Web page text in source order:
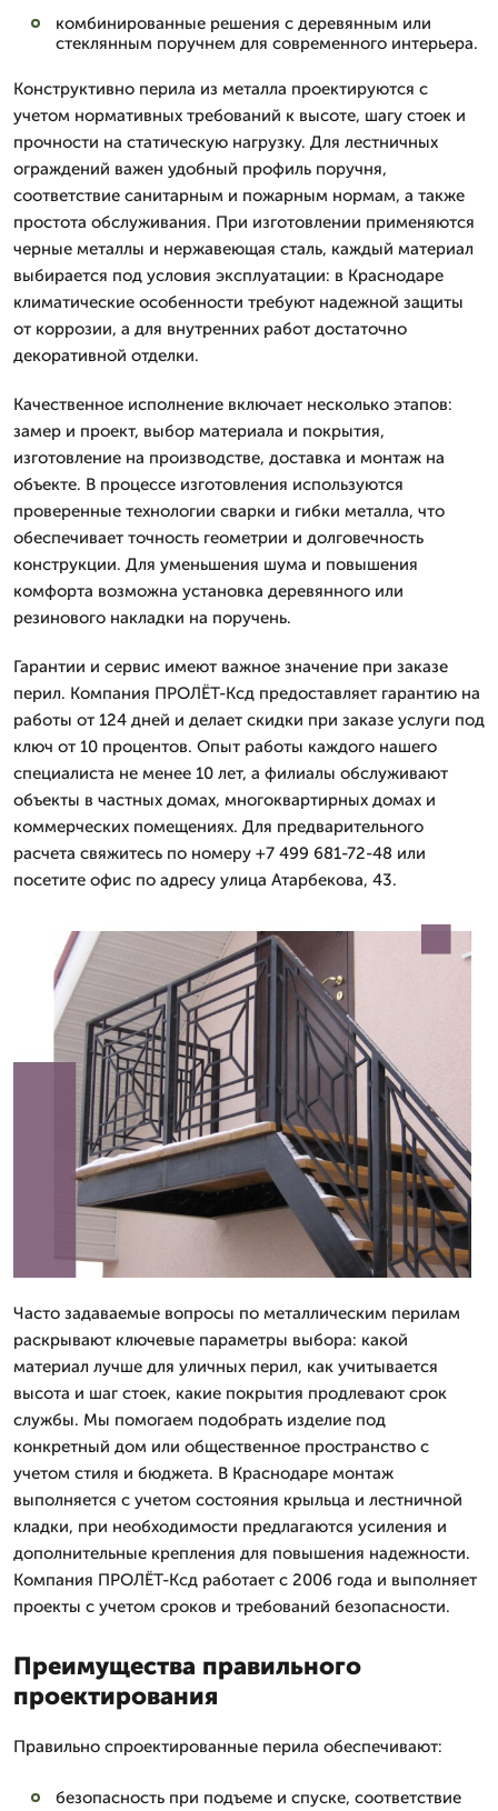
комбинированные решения с деревянным или
стеклянным поручнем для современного интерьера.
Конструктивно перила из металла проектируются с
учетом нормативных требований к высоте, шагу стоек и
прочности на статическую нагрузку. Для лестничных
ограждений важен удобный профиль поручня,
соответствие санитарным и пожарным нормам, а также
простота обслуживания. При изготовлении применяются
черные металлы и нержавеющая сталь, каждый материал
выбирается под условия эксплуатации: в Краснодаре
климатические особенности требуют надежной защиты
от коррозии, а для внутренних работ достаточно
декоративной отделки.
Качественное исполнение включает несколько этапов:
замер и проект, выбор материала и покрытия,
изготовление на производстве, доставка и монтаж на
объекте. В процессе изготовления используются
проверенные технологии сварки и гибки металла, что
обеспечивает точность геометрии и долговечность
конструкции. Для уменьшения шума и повышения
комфорта возможна установка деревянного или
резинового накладки на поручень.
Гарантии и сервис имеют важное значение при заказе
перил. Компания ПРОЛЁТ-Ксд предоставляет гарантию на
работы от 124 дней и делает скидки при заказе услуги под
ключ от 10 процентов. Опыт работы каждого нашего
специалиста не менее 10 лет, а филиалы обслуживают
объекты в частных домах, многоквартирных домах и
коммерческих помещениях. Для предварительного
расчета свяжитесь по номеру +7 499 681-72-48 или
посетите офис по адресу улица Атарбекова, 43.
Часто задаваемые вопросы по металлическим перилам
раскрывают ключевые параметры выбора: какой
материал лучше для уличных перил, как учитывается
высота и шаг стоек, какие покрытия продлевают срок
службы. Мы помогаем подобрать изделие под
конкретный дом или общественное пространство с
учетом стиля и бюджета. В Краснодаре монтаж
выполняется с учетом состояния крыльца и лестничной
кладки, при необходимости предлагаются усиления и
дополнительные крепления для повышения надежности.
Компания ПРОЛЁТ-Ксд работает с 2006 года и выполняет
проекты с учетом сроков и требований безопасности.
Преимущества правильного
проектирования
Правильно спроектированные перила обеспечивают:
безопасность при подъеме и спуске, соответствие